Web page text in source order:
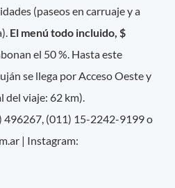
(paseos en carruaje y a
El menú todo incluido, $
el 50 %. Hasta este
se llega por Acceso Oeste y
del viaje: 62 km).
496267, (011) 15-2242-9199 o
| Instagram: